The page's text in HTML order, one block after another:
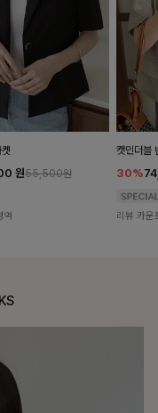
원55,500원
역
캣민더블
30%
리뷰 카운
즐거움